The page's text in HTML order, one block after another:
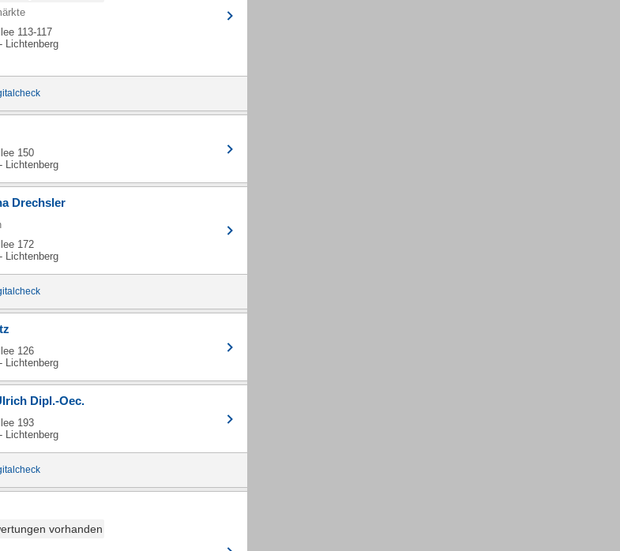
113-117
Lichtenberg
150
Lichtenberg
Drechsler
172
Lichtenberg
126
Lichtenberg
Dipl.-Oec.
193
Lichtenberg
vorhanden